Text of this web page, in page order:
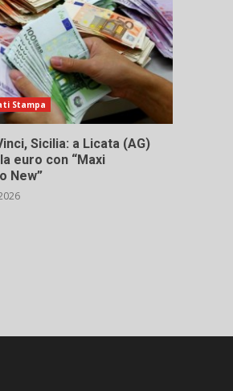
Stampa
Sicilia: a Licata (AG)
euro con “Maxi
New”